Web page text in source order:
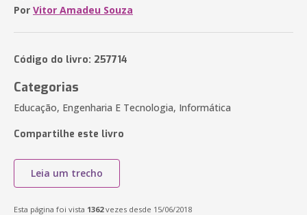
Por Vitor Amadeu Souza
Código do livro: 257714
Categorias
Educação, Engenharia E Tecnologia, Informática
Compartilhe este livro
Leia um trecho
Esta página foi vista 1362vezes desde 15/06/2018